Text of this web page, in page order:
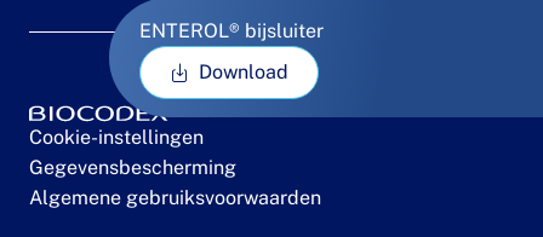
ENTEROL® bijsluiter
Download
Cookie-instellingen
Gegevensbescherming
Algemene gebruiksvoorwaarden